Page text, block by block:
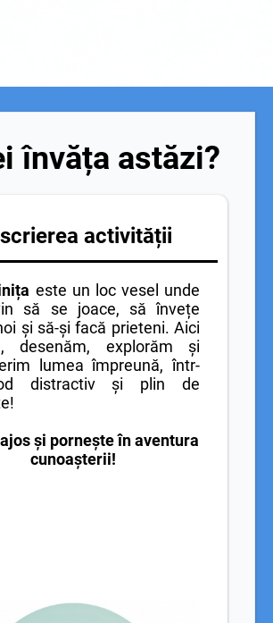
învăța astăzi?
activității
este un loc vesel unde
să se joace, să învețe
și să-și facă prieteni. Aici
desenăm, explorăm și
lumea împreună, într-
distractiv și plin de
și pornește în aventura
cunoașterii!